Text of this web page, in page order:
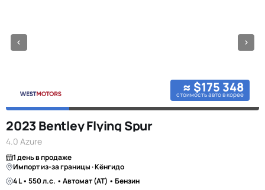
≈ $175 348
стоимость авто в корее
2023 Bentley Flying Spur
4.0 Azure
1 день в продаже
Импорт из-за границы · Кёнгидо
4 L • 550 л.с. • Автомат (AT) • Бензин